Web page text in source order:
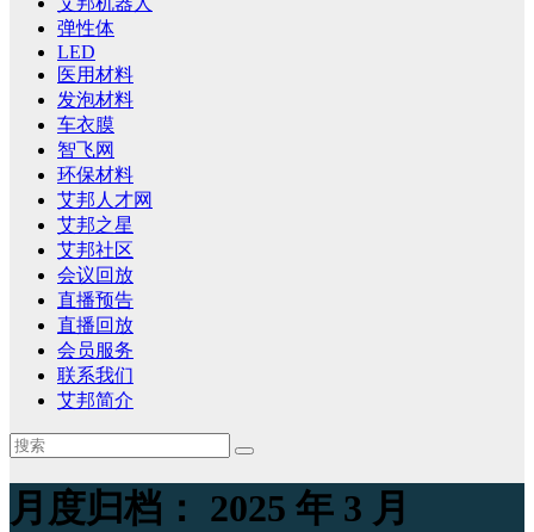
弹性体
LED
医用材料
发泡材料
车衣膜
智飞网
环保材料
艾邦人才网
艾邦之星
艾邦社区
会议回放
直播预告
直播回放
会员服务
联系我们
艾邦简介
月度归档： 2025 年 3 月